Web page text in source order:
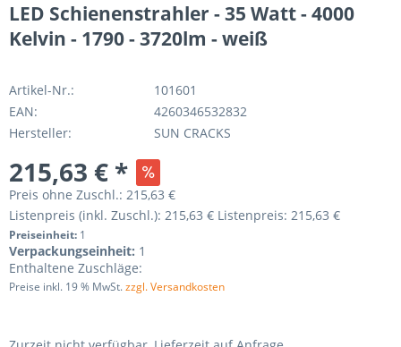
LED Schienenstrahler - 35 Watt - 4000
Kelvin - 1790 - 3720lm - weiß
Artikel-Nr.:
101601
EAN:
4260346532832
Hersteller:
SUN CRACKS
215,63 € *
Preis ohne Zuschl.: 215,63 €
Listenpreis (inkl. Zuschl.): 215,63 € Listenpreis: 215,63 €
Preiseinheit: 1
Verpackungseinheit: 1
Enthaltene Zuschläge:
Preise inkl. 19 % MwSt.zzgl. Versandkosten